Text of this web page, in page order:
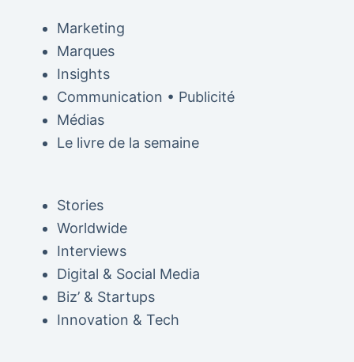
Marketing
Marques
Insights
Communication • Publicité
Médias
Le livre de la semaine
Stories
Worldwide
Interviews
Digital & Social Media
Biz’ & Startups
Innovation & Tech